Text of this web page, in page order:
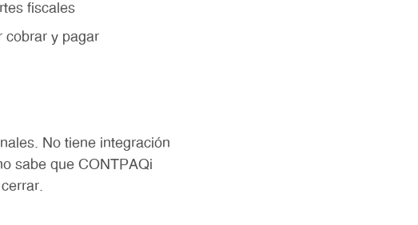
fiscales
cobrar y pagar
No tiene integración
sabe que CONTPAQi